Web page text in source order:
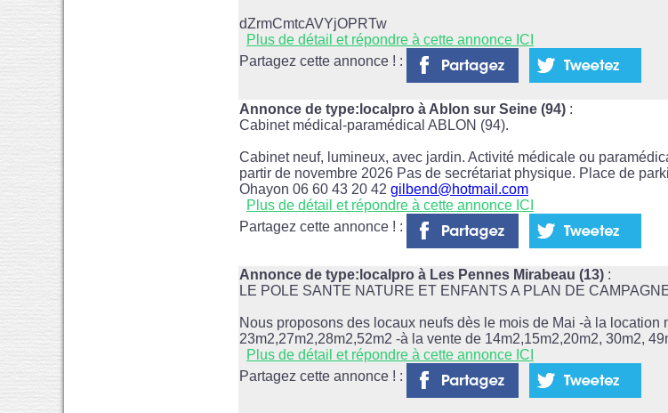
dZrmCmtcAVYjOPRTw
Plus de détail et répondre à cette annonce ICI
Partagez cette annonce ! :
Annonce de type:localpro à Ablon sur Seine (94) :
Cabinet médical-paramédical ABLON (94).
Cabinet neuf, lumineux, avec jardin. Activité médicale ou
partir de novembre 2026 Pas de secrétariat physique. Place de
Ohayon 06 60 43 20 42 gilbend@hotmail.com
Plus de détail et répondre à cette annonce ICI
Partagez cette annonce ! :
Annonce de type:localpro à Les Pennes Mirabeau (13) :
LE POLE SANTE NATURE ET ENFANTS A PLAN DE
Nous proposons des locaux neufs dès le mois de Mai -à la location
23m2,27m2,28m2,52m2 -à la vente de 14m2,15m2,20m2, 30m2,
Plus de détail et répondre à cette annonce ICI
Partagez cette annonce ! :